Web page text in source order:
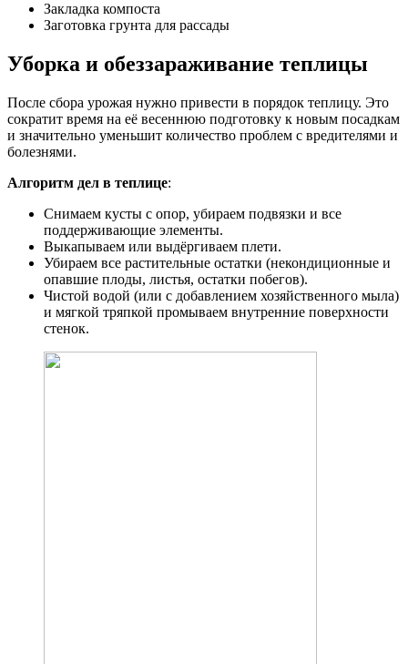
Закладка компоста
Заготовка грунта для рассады
Уборка и обеззараживание теплицы
После сбора урожая нужно привести в порядок теплицу. Это
сократит время на её весеннюю подготовку к новым посадкам
и значительно уменьшит количество проблем с вредителями и
болезнями.
Алгоритм дел в теплице:
Cнимаем кусты с опор, убираем подвязки и все
поддерживающие элементы.
Выкапываем или выдёргиваем плети.
Убираем все растительные остатки (некондиционные и
опавшие плоды, листья, остатки побегов).
Чистой водой (или с добавлением хозяйственного мыла)
и мягкой тряпкой промываем внутренние поверхности
стенок.